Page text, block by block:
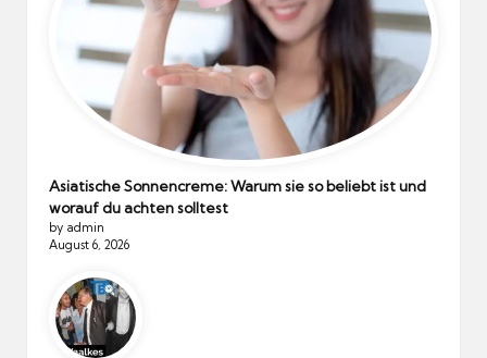
Asiatische Sonnencreme: Warum sie so beliebt ist und
worauf du achten solltest
by admin
August 6, 2026